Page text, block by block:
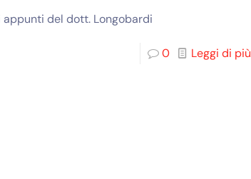
appunti del dott. Longobardi
0 Leggi di più